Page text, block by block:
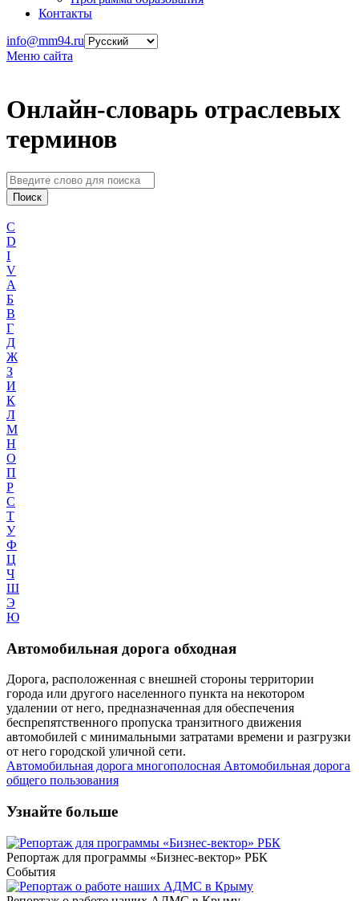
Контакты
info@mm94.ru
Меню сайта
Онлайн-словарь отраслевых
терминов
C
D
I
V
А
Б
В
Г
Д
Ж
З
И
К
Л
М
Н
О
П
Р
С
Т
У
Ф
Ц
Ч
Ш
Э
Ю
Автомобильная дорога обходная
Дорога, расположенная с внешней стороны территории
города или другого населенного пункта на некотором
удалении от него, предназначенная для обеспечения
беспрепятственного пропуска транзитного движения
автомобилей с минимальными затратами времени и разгрузки
от него городской уличной сети.
Автомобильная дорога многополосная Автомобильная дорога
общего пользования
Узнайте больше
Репортаж для программы «Бизнес-вектор» РБК
События